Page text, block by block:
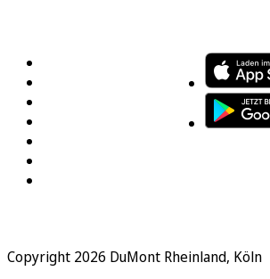
Copyright 2026 DuMont Rheinland, Köln